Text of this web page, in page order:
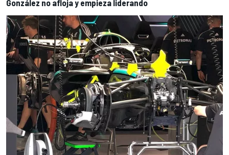
González no afloja y empieza liderando